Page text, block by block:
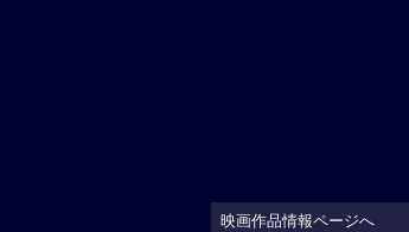
映画作品情報ページへ